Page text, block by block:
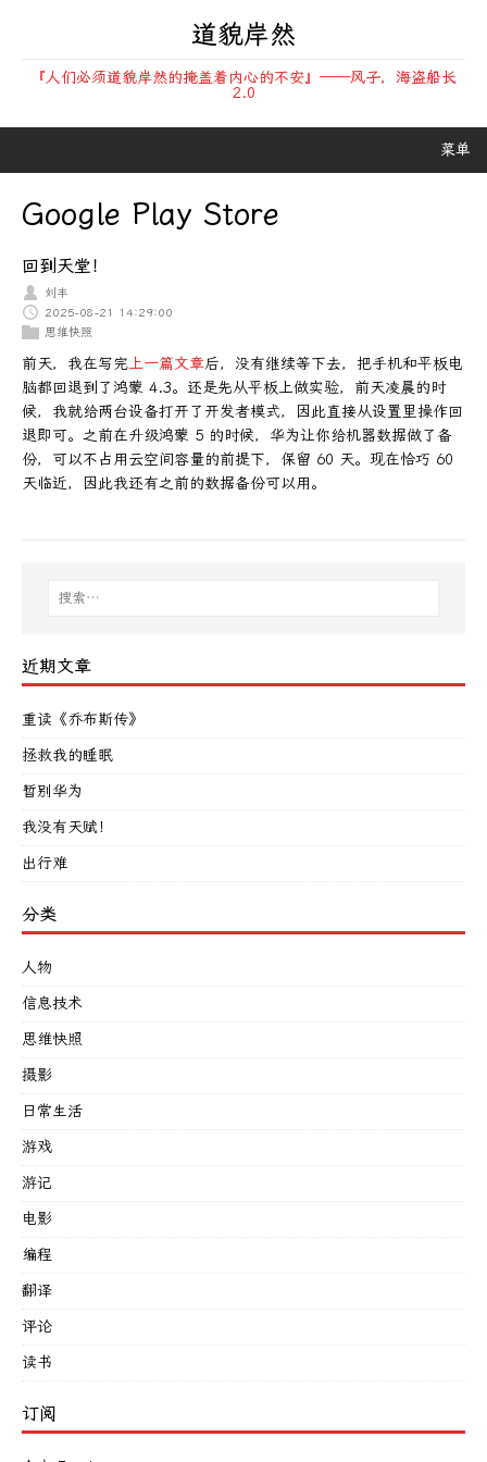
道貌岸然
『人们必须道貌岸然的掩盖着内心的不安』——风子，海盗船长
2.0
菜单
Google Play Store
回到天堂！
刘丰
2025-08-21 14:29:00
思维快照
前天，我在写完上一篇文章后，没有继续等下去，把手机和平板电
脑都回退到了鸿蒙 4.3。还是先从平板上做实验，前天凌晨的时
候，我就给两台设备打开了开发者模式，因此直接从设置里操作回
退即可。之前在升级鸿蒙 5 的时候，华为让你给机器数据做了备
份，可以不占用云空间容量的前提下，保留 60 天。现在恰巧 60
天临近，因此我还有之前的数据备份可以用。
近期文章
重读《乔布斯传》
拯救我的睡眠
暂别华为
我没有天赋！
出行难
分类
人物
信息技术
思维快照
摄影
日常生活
游戏
游记
电影
编程
翻译
评论
读书
订阅